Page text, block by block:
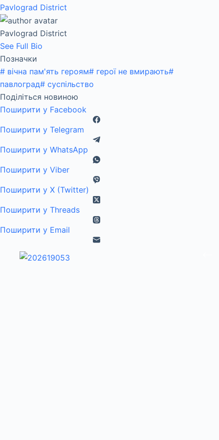
Pavlograd District
Pavlograd District
See Full Bio
Позначки
# вічна пам'ять героям# герої не вмирають#
павлоград# суспільство
Поділіться новиною
Поширити у Facebook
Поширити у Telegram
Поширити у WhatsApp
Поширити у Viber
Поширити у X (Twitter)
Поширити у Threads
Поширити у Email